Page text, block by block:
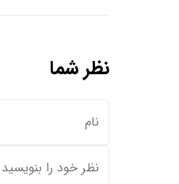
نظر شما